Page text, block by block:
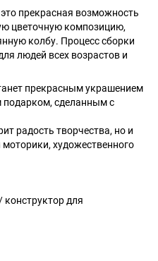
прекрасная возможность
цветочную композицию,
колбу. Процесс сборки
людей всех возрастов и
прекрасным украшением
сделанным с
радость творчества, но и
художественного
конструктор для